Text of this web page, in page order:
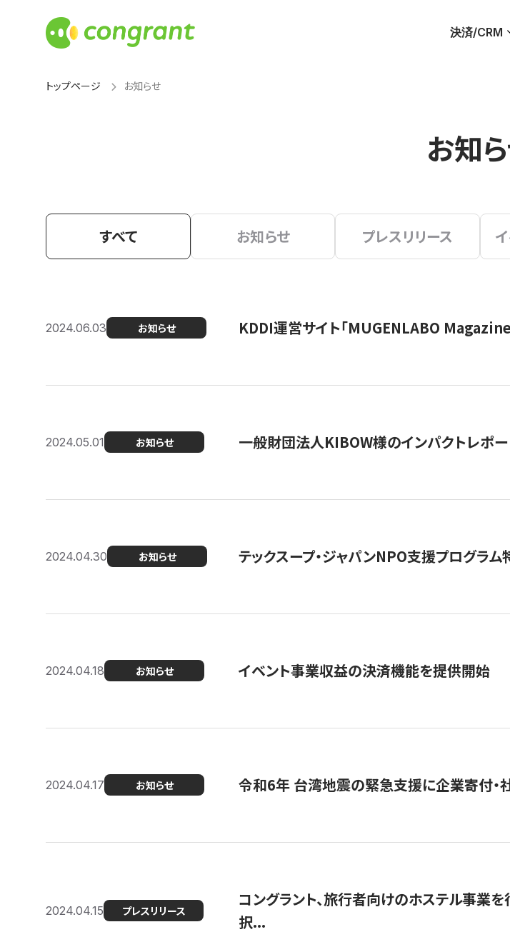
決済/CRM
トップページ お知らせ
お知
すべて お知らせ プレスリリース
2024.06.03 お知らせ KDDI運営サイト「MUGENLABO
2024.05.01 お知らせ 一般財団法人KIBOW様のインパクトレポ
2024.04.30 お知らせ テックスープ・ジャパンNPO支援プログラ
2024.04.18 お知らせ イベント事業収益の決済機能を提供開始
2024.04.17 お知らせ 令和6年 台湾地震の緊急支援に企業寄付・
2024.04.15 プレスリリース
コングラント、旅行者向けのホステル事業
択...